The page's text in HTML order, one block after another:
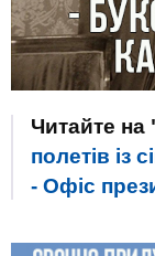
Читайте
полетів із
- Офіс